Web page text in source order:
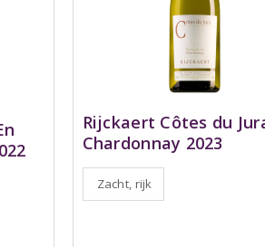
Rijckaert Côtes du
Chardonnay 2023
Zacht, rijk